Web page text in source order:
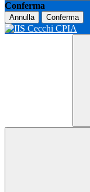
Conferma
Annulla Conferma